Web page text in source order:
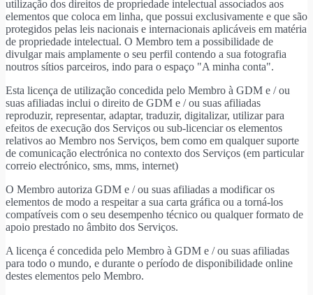
utilização dos direitos de propriedade intelectual associados aos
elementos que coloca em linha, que possui exclusivamente e que são
protegidos pelas leis nacionais e internacionais aplicáveis em matéria
de propriedade intelectual. O Membro tem a possibilidade de
divulgar mais amplamente o seu perfil contendo a sua fotografia
noutros sítios parceiros, indo para o espaço "A minha conta".
Esta licença de utilização concedida pelo Membro à GDM e / ou
suas afiliadas inclui o direito de GDM e / ou suas afiliadas
reproduzir, representar, adaptar, traduzir, digitalizar, utilizar para
efeitos de execução dos Serviços ou sub-licenciar os elementos
relativos ao Membro nos Serviços, bem como em qualquer suporte
de comunicação electrónica no contexto dos Serviços (em particular
correio electrónico, sms, mms, internet)
O Membro autoriza GDM e / ou suas afiliadas a modificar os
elementos de modo a respeitar a sua carta gráfica ou a torná-los
compatíveis com o seu desempenho técnico ou qualquer formato de
apoio prestado no âmbito dos Serviços.
A licença é concedida pelo Membro à GDM e / ou suas afiliadas
para todo o mundo, e durante o período de disponibilidade online
destes elementos pelo Membro.